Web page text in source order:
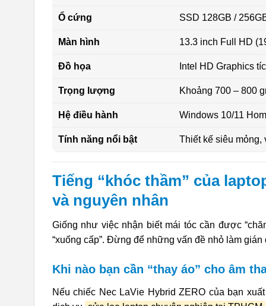
Ổ cứng SSD 128GB /
Màn hình 13.3 inch Full HD
Đồ họa Intel HD Graphics
Trọng lượng Khoảng 700 – 800
Hệ điều hành Windows 10/11
Tính năng nổi bật Thiết kế siêu mỏng,
Tiếng “khóc thầm” của
và nguyên nhân
Giống như việc nhận biết mái tóc cần được
“xuống cấp”. Đừng để những vấn đề nhỏ làm
Khi nào bạn cần “thay áo” cho âm
Nếu chiếc Nec LaVie Hybrid ZERO của bạn